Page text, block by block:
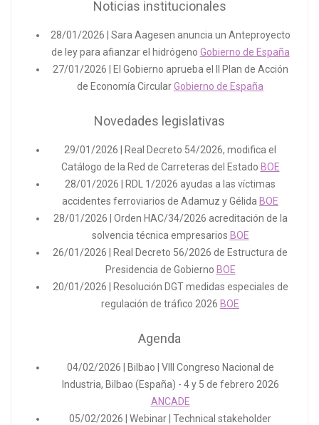
Noticias institucionales
28/01/2026 | Sara Aagesen anuncia un Anteproyecto
de ley para afianzar el hidrógeno Gobierno de España
27/01/2026 | El Gobierno aprueba el II Plan de Acción
de Economía CircularGobierno de España
Novedades legislativas
29/01/2026 | Real Decreto 54/2026, modifica el
Catálogo de la Red de Carreteras del Estado BOE
28/01/2026 | RDL 1/2026 ayudas a las víctimas
accidentes ferroviarios de Adamuz y Gélida BOE
28/01/2026 | Orden HAC/34/2026 acreditación de la
solvencia técnica empresarios BOE
26/01/2026 | Real Decreto 56/2026 de Estructura de
Presidencia de Gobierno BOE
20/01/2026 | Resolución DGT medidas especiales de
regulación de tráfico 2026 BOE
Agenda
04/02/2026 | Bilbao | VIII Congreso Nacional de
Industria, Bilbao (España) - 4 y 5 de febrero 2026
ANCADE
05/02/2026 | Webinar | Technical stakeholder